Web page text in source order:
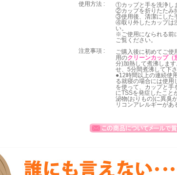
使用方法 :
①カップと手を洗浄し
②カップを折りたたみ
③使用後、清潔にした
④取り外したカップは
い。
※ご使用になられる前
ご覧ください。
注意事項 :
ご購入後に初めてご使
用のクリーンカップ（
分)加熱して煮沸しま
せ、5分間煮沸して下さ
●12時間以上の連続使
る就寝の場合には使用
を使って、カップと手
にTSSを発症したこと
泌物(おりもの)に異臭
リコンアレルギーがあ